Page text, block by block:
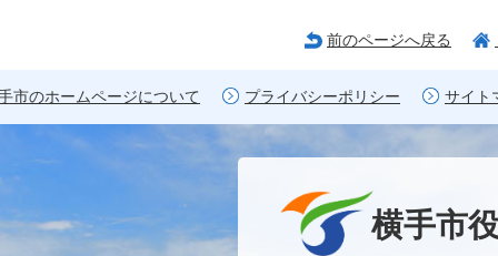
前のページへ戻る
市のホームページについて プライバシーポリシー サイト
横手市